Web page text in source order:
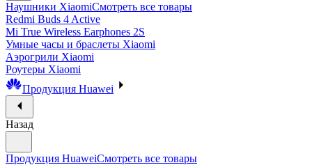
Наушники XiaomiСмотреть все товары
Redmi Buds 4 Active
Mi True Wireless Earphones 2S
Умные часы и браслеты Xiaomi
Аэрогрили Xiaomi
Роутеры Xiaomi
Продукция Huawei
Назад
Продукция HuaweiСмотреть все товары